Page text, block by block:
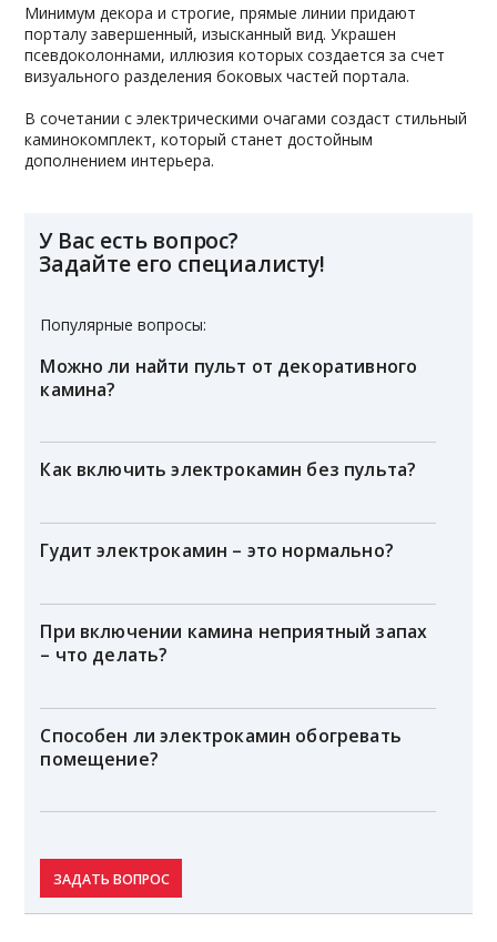
Минимум декора и строгие, прямые линии придают
порталу завершенный, изысканный вид. Украшен
псевдоколоннами, иллюзия которых создается за счет
визуального разделения боковых частей портала.
В сочетании с электрическими очагами создаст стильный
каминокомплект, который станет достойным
дополнением интерьера.
У Вас есть вопрос?
Задайте его специалисту!
Популярные вопросы:
Можно ли найти пульт от декоративного
камина?
Как включить электрокамин без пульта?
Гудит электрокамин – это нормально?
При включении камина неприятный запах
– что делать?
Способен ли электрокамин обогревать
помещение?
ЗАДАТЬ ВОПРОС